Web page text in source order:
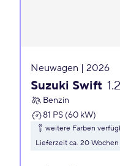
Neuwagen | 2026
Suzuki Swift
Benzin
81 PS (60 kW)
weitere Farben
Lieferzeit ca. 20 Wochen